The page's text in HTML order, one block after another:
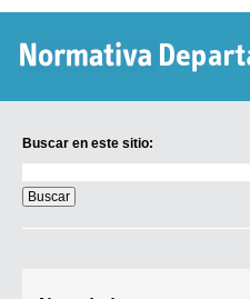
Buscar en este sitio:
en
este
sitio: